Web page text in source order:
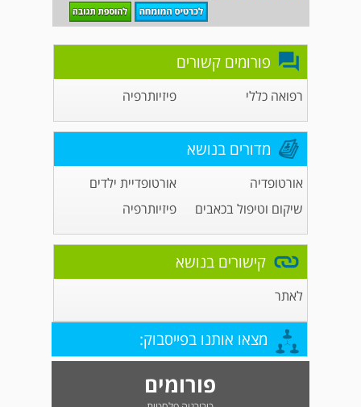
פורומים קשורים
רפואה כללי פיזיותרפיה
מדורים בנושא
אורטופדיה
אורטופדיית ילדים
שיקום וטיפול בכאבים
פיזיותרפיה
קישורים בנושא
לאתר
מצאו אותנו בפייסבוק:
פורומים